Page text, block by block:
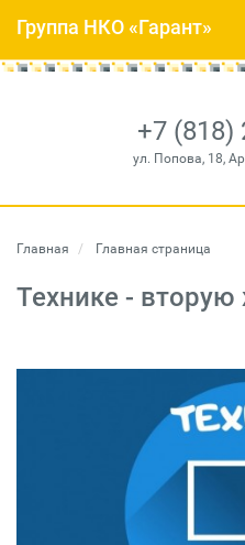
+7 (818)
ул. Попова, 18,
Группа НКО «Гарант»
Главная Главная страница
Технике - вторую